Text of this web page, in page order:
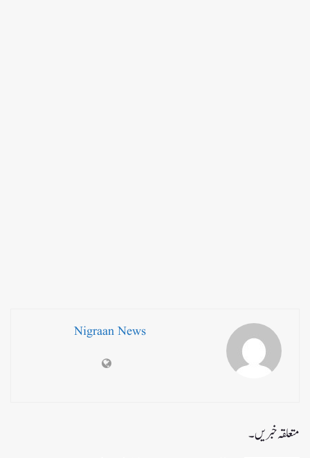
Nigraan News
متعلقہ خبریں۔